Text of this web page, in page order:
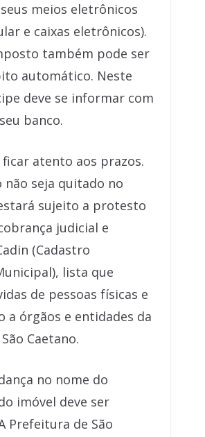
meios eletrônicos
e caixas eletrônicos).
também pode ser
automático. Neste
deve se informar com
banco.
atento aos prazos.
não seja quitado no
sujeito a protesto
judicial e
(Cadastro
lista que
de pessoas físicas e
a órgãos e entidades da
Caetano.
no nome do
imóvel deve ser
Prefeitura de São